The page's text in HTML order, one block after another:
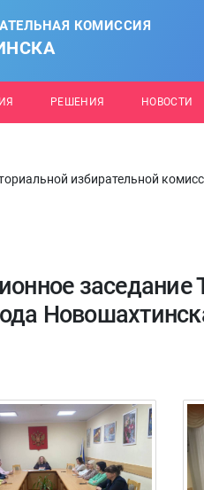
КОМИССИЯ
РЕШЕНИЯ НОВОСТИ
избирательной
заседание